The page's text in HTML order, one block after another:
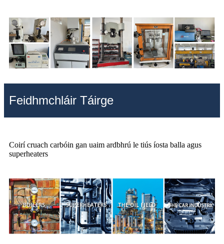
Feidhmchláir Táirge
Coirí cruach carbóin gan uaim ardbhrú le tiús íosta balla agus
superheaters